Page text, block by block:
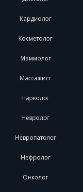
Кардиолог
Косметолог
Маммолог
Массажист
Нарколог
Невролог
Невропатолог
Нефролог
Онколог